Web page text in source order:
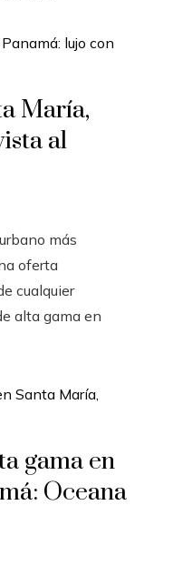
María,
al
más
oferta
cualquier
alta gama en
gama en
Oceana